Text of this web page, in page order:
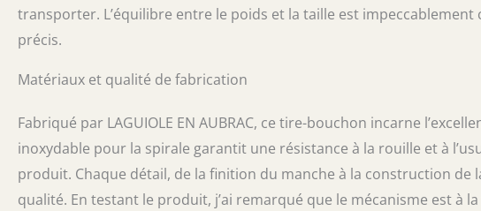
transporter. L’équilibre entre le poids et la taille est
précis.
Matériaux et qualité de fabrication
Fabriqué par LAGUIOLE EN AUBRAC, ce tire-bouchon incarne
inoxydable pour la spirale garantit une résistance à la rouille et à
produit. Chaque détail, de la finition du manche à la construction de
qualité. En testant le produit, j’ai remarqué que le mécanisme est à